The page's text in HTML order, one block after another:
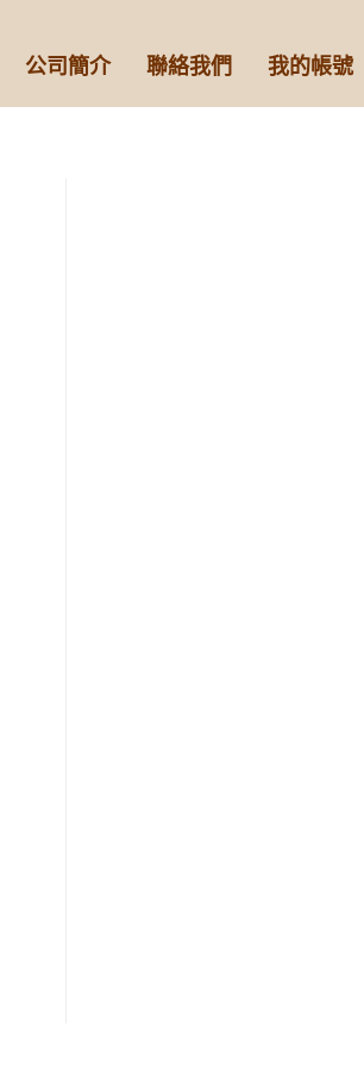
公司簡介 聯絡我們 我的帳號